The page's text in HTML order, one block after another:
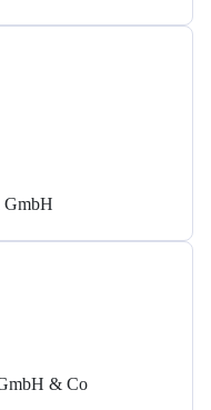
GmbH
& Co